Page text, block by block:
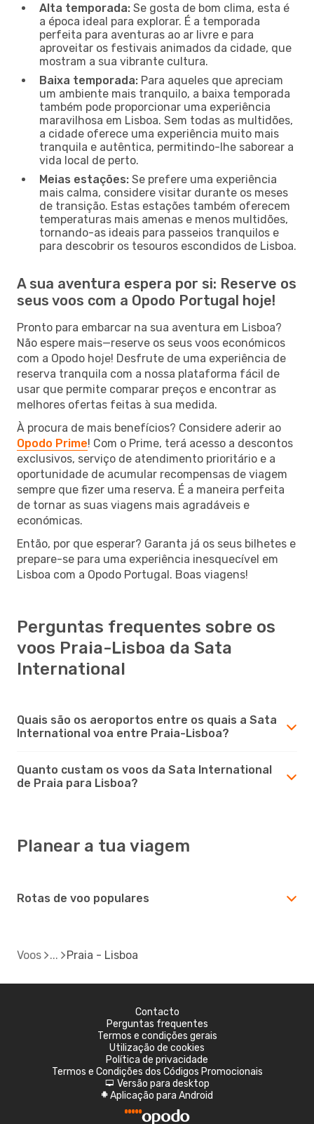
Alta temporada: Se gosta de bom clima, esta é
a época ideal para explorar. É a temporada
perfeita para aventuras ao ar livre e para
aproveitar os festivais animados da cidade, que
mostram a sua vibrante cultura.
Baixa temporada: Para aqueles que apreciam
um ambiente mais tranquilo, a baixa temporada
também pode proporcionar uma experiência
maravilhosa em Lisboa. Sem todas as multidões,
a cidade oferece uma experiência muito mais
tranquila e autêntica, permitindo-lhe saborear a
vida local de perto.
Meias estações: Se prefere uma experiência
mais calma, considere visitar durante os meses
de transição. Estas estações também oferecem
temperaturas mais amenas e menos multidões,
tornando-as ideais para passeios tranquilos e
para descobrir os tesouros escondidos de Lisboa.
A sua aventura espera por si: Reserve os
seus voos com a Opodo Portugal hoje!
Pronto para embarcar na sua aventura em Lisboa?
Não espere mais—reserve os seus voos económicos
com a Opodo hoje! Desfrute de uma experiência de
reserva tranquila com a nossa plataforma fácil de
usar que permite comparar preços e encontrar as
melhores ofertas feitas à sua medida.
À procura de mais benefícios? Considere aderir ao
Opodo Prime! Com o Prime, terá acesso a descontos
exclusivos, serviço de atendimento prioritário e a
oportunidade de acumular recompensas de viagem
sempre que fizer uma reserva. É a maneira perfeita
de tornar as suas viagens mais agradáveis e
económicas.
Então, por que esperar? Garanta já os seus bilhetes e
prepare-se para uma experiência inesquecível em
Lisboa com a Opodo Portugal. Boas viagens!
Perguntas frequentes sobre os
voos Praia-Lisboa da Sata
International
Quais são os aeroportos entre os quais a Sata
International voa entre Praia-Lisboa?
Quanto custam os voos da Sata International
de Praia para Lisboa?
Planear a tua viagem
Rotas de voo populares
Voos Praia - Lisboa
Contacto
Perguntas frequentes
Termos e condições gerais
Utilização de cookies
Política de privacidade
Termos e Condições dos Códigos Promocionais
d Versão para desktop
A Aplicação para Android